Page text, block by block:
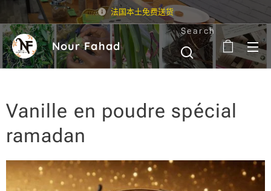
法国本土免费送货
Nour Fahad
Search
Vanille en poudre spécial
ramadan